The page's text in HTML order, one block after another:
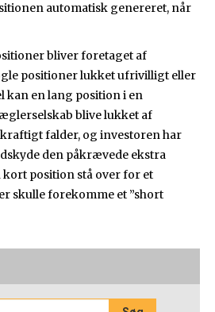
automatisk genereret, når
bliver foretaget af
positioner lukket ufrivilligt eller
kan en lang position i en
blive lukket af
falder, og investoren har
den påkrævede ekstra
kort position stå over for et
skulle forekomme et ”short